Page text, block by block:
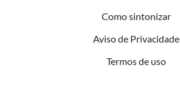
Como sintonizar
Aviso de Privacidade
Termos de uso